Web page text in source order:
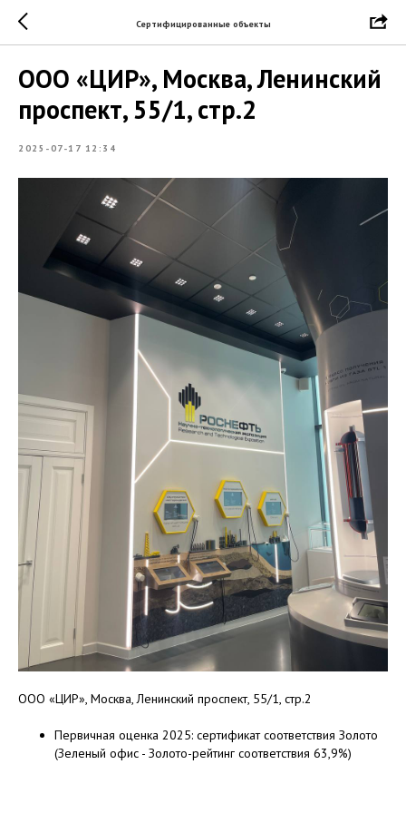
Сертифицированные объекты
ООО «ЦИР», Москва, Ленинский
проспект, 55/1, стр.2
2025-07-17 12:34
ООО «ЦИР», Москва, Ленинский проспект, 55/1, стр.2
Первичная оценка 2025: сертификат соответствия Золото
(Зеленый офис - Золото-рейтинг соответствия 63,9%)